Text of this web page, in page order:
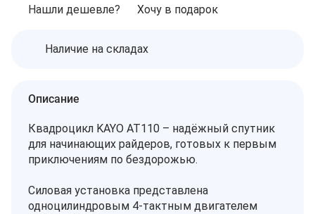
Нашли дешевле? Хочу в подарок
Наличие на складах
Описание
Квадроцикл KAYO AT110 – надёжный спутник
для начинающих райдеров, готовых к первым
приключениям по бездорожью.
Силовая установка представлена
одноцилиндровым 4-тактным двигателем